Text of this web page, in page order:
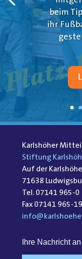
beim
ihr
Karlshöher
Stiftung
Auf der
71638
Tel. 07141 965-0
Fax 07141 965-
Ihre Nachricht